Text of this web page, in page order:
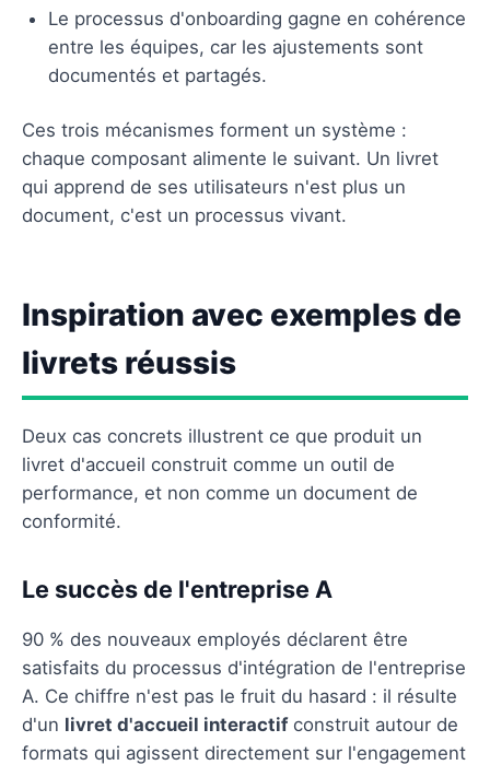
Le processus d'onboarding gagne en cohérence
entre les équipes, car les ajustements sont
documentés et partagés.
Ces trois mécanismes forment un système :
chaque composant alimente le suivant. Un livret
qui apprend de ses utilisateurs n'est plus un
document, c'est un processus vivant.
Inspiration avec exemples de
livrets réussis
Deux cas concrets illustrent ce que produit un
livret d'accueil construit comme un outil de
performance, et non comme un document de
conformité.
Le succès de l'entreprise A
90 % des nouveaux employés déclarent être
satisfaits du processus d'intégration de l'entreprise
A. Ce chiffre n'est pas le fruit du hasard : il résulte
d'un livret d'accueil interactifconstruit autour de
formats qui agissent directement sur l'engagement